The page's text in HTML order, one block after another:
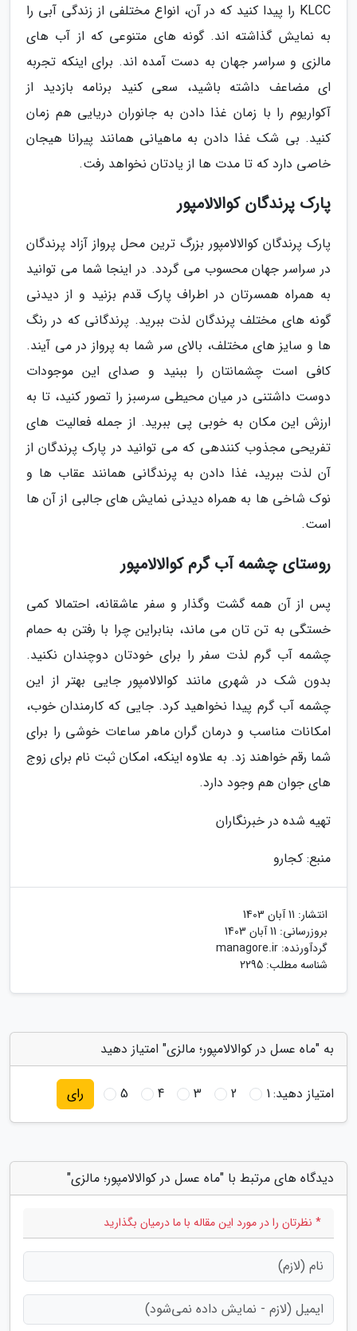
KLCC را پیدا کنید که در آن، انواع مختلفی از زندگی آبی را
به نمایش گذاشته اند. گونه های متنوعی که از آب های
مالزی و سراسر جهان به دست آمده اند. برای اینکه تجربه
ای مضاعف داشته باشید، سعی کنید برنامه بازدید از
آکواریوم را با زمان غذا دادن به جانوران دریایی هم زمان
کنید. بی شک غذا دادن به ماهیانی همانند پیرانا هیجان
خاصی دارد که تا مدت ها از یادتان نخواهد رفت.
پارک پرندگان کوالالامپور
پارک پرندگان کوالالامپور بزرگ ترین محل پرواز آزاد پرندگان
در سراسر جهان محسوب می گردد. در اینجا شما می توانید
به همراه همسرتان در اطراف پارک قدم بزنید و از دیدنی
گونه های مختلف پرندگان لذت ببرید. پرندگانی که در رنگ
ها و سایز های مختلف، بالای سر شما به پرواز در می آیند.
کافی است چشمانتان را ببنید و صدای این موجودات
دوست داشتنی در میان محیطی سرسبز را تصور کنید، تا به
ارزش این مکان به خوبی پی ببرید. از جمله فعالیت های
تفریحی مجذوب کنندهی که می توانید در پارک پرندگان از
آن لذت ببرید، غذا دادن به پرندگانی همانند عقاب ها و
نوک شاخی ها به همراه دیدنی نمایش های جالبی از آن ها
است.
روستای چشمه آب گرم کوالالامپور
پس از آن همه گشت وگذار و سفر عاشقانه، احتمالا کمی
خستگی به تن تان می ماند، بنابراین چرا با رفتن به حمام
چشمه آب گرم لذت سفر را برای خودتان دوچندان نکنید.
بدون شک در شهری مانند کوالالامپور جایی بهتر از این
چشمه آب گرم پیدا نخواهید کرد. جایی که کارمندان خوب،
امکانات مناسب و درمان گران ماهر ساعات خوشی را برای
شما رقم خواهند زد. به علاوه اینکه، امکان ثبت نام برای زوج
های جوان هم وجود دارد.
تهیه شده در خبرنگاران
منبع: کجارو
انتشار: 11 آبان 1403
بروزرسانی: 11 آبان 1403
گردآورنده: managore.ir
شناسه مطلب: 2295
به "ماه عسل در کوالالامپور؛ مالزی" امتیاز دهید
امتیاز دهید:1
2
3
4
5 رای
دیدگاه های مرتبط با "ماه عسل در کوالالامپور؛ مالزی"
* نظرتان را در مورد این مقاله با ما درمیان بگذارید